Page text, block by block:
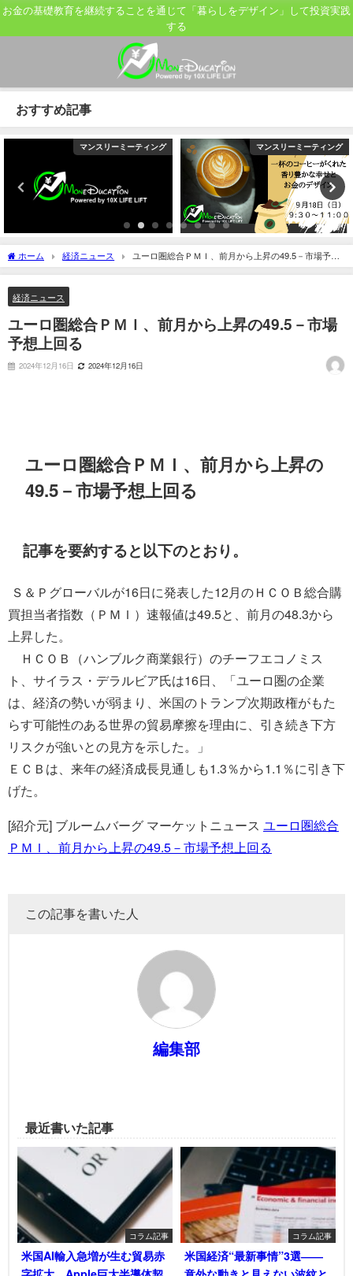
お金の基礎教育を継続することを通じて「暮らしをデザイン」して投資実践
する
おすすめ記事
マンスリーミーティング マンスリーミーティング
ホーム 経済ニュース
ユーロ圏総合ＰＭＩ、前月から上昇の49.5－市場予想
上回る
経済ニュース
ユーロ圏総合ＰＭＩ、前月から上昇の49.5－市場
予想上回る
2024年12月16日 2024年12月16日
ユーロ圏総合ＰＭＩ、前月から上昇の
49.5－市場予想上回る
記事を要約すると以下のとおり。
Ｓ＆Ｐグローバルが16日に発表した12月のＨＣＯＢ総合購
買担当者指数（ＰＭＩ）速報値は49.5と、前月の48.3から
上昇した。
ＨＣＯＢ（ハンブルク商業銀行）のチーフエコノミス
ト、サイラス・デラルビア氏は16日、「ユーロ圏の企業
は、経済の勢いが弱まり、米国のトランプ次期政権がもた
らす可能性のある世界の貿易摩擦を理由に、引き続き下方
リスクが強いとの見方を示した。」
ＥＣＢは、来年の経済成長見通しも1.3％から1.1％に引き下
げた。
[紹介元] ブルームバーグ マーケットニュース ユーロ圏総合
ＰＭＩ、前月から上昇の49.5－市場予想上回る
この記事を書いた人
編集部
最近書いた記事
コラム記事
米国AI輸入急増が生む貿易赤
コラム記事
米国経済“最新事情”3選――